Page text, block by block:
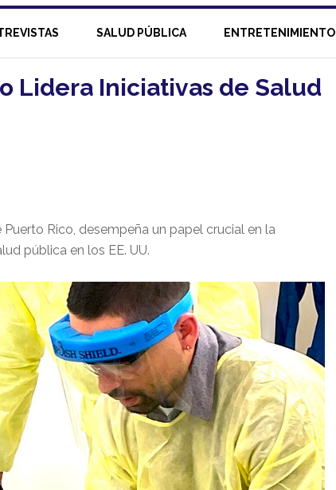
SALUD PÚBLICA ENTRETENIMIENTO
Lidera Iniciativas de Salud
Rico, desempeña un papel crucial en la
pública en los EE. UU.